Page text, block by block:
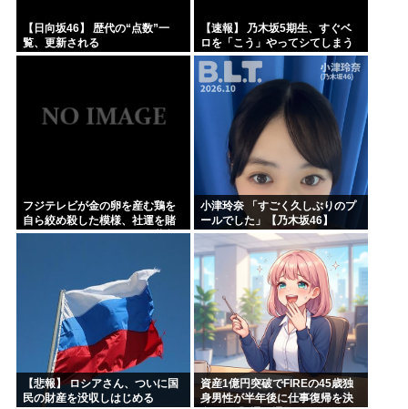
【日向坂46】 歴代の“点数”一
覧、更新される
【速報】 乃木坂5期生、すぐベ
ロを「こう」やってシてしまう
ｗｗｗｗｗｗ
フジテレビが金の卵を産む鶏を
自ら絞め殺した模様、社運を賭
けたドル箱コンテンツが御蔵入
小津玲奈 「すごく久しぶりのプ
ールでした」【乃木坂46】
【悲報】 ロシアさん、ついに国
民の財産を没収しはじめる
資産1億円突破でFIREの45歳独
身男性が半年後に仕事復帰を決